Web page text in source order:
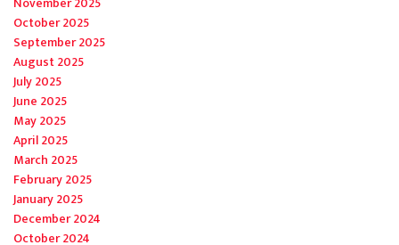
October 2025
September 2025
August 2025
July 2025
June 2025
May 2025
April 2025
March 2025
February 2025
January 2025
December 2024
October 2024